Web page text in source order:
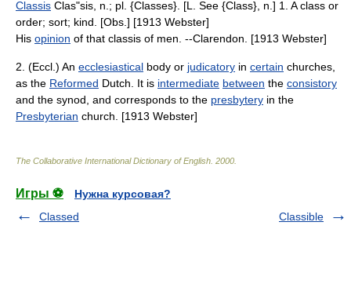
Classis Clas"sis, n.; pl. {Classes}. [L. See {Class}, n.] 1. A class or
order; sort; kind. [Obs.] [1913 Webster]
His opinion of that classis of men. --Clarendon. [1913 Webster]
2. (Eccl.) An ecclesiastical body or judicatory in certain churches,
as the Reformed Dutch. It is intermediate between the consistory
and the synod, and corresponds to the presbytery in the
Presbyterian church. [1913 Webster]
The Collaborative International Dictionary of English 2000
Игры ⚽
Нужна курсовая?
Classed
Classible